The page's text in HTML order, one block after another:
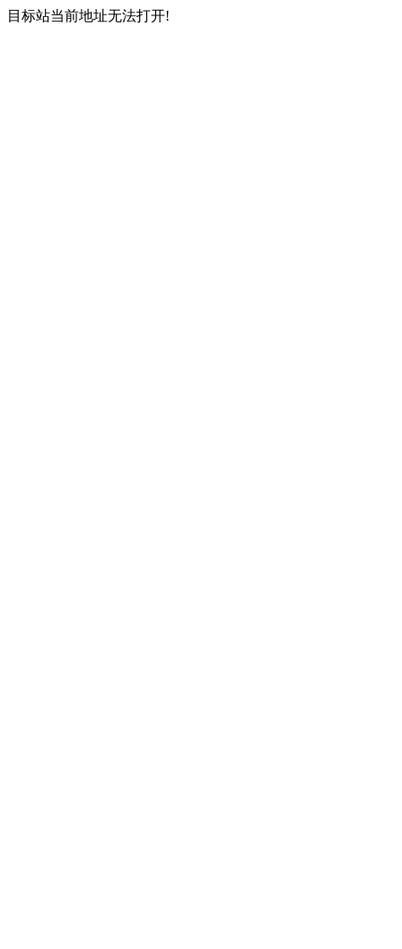
目标站当前地址无法打开!